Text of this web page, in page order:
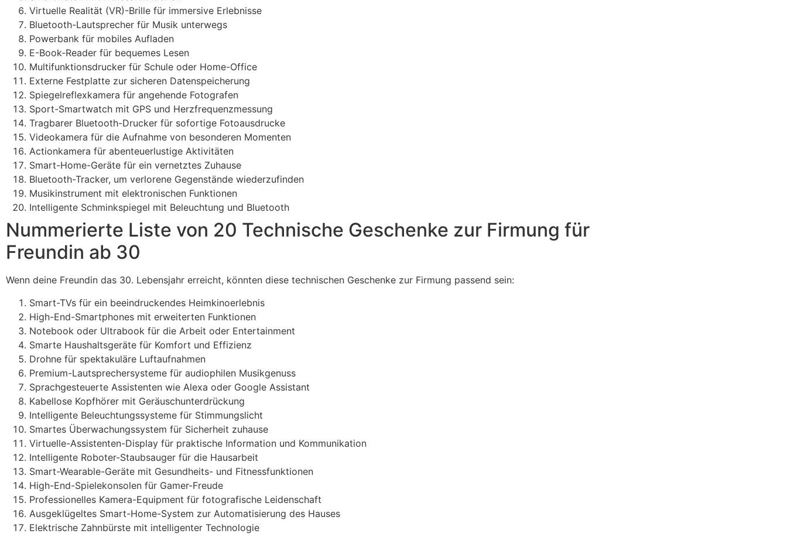
Virtuelle Realität (VR)-Brille für immersive Erlebnisse
Bluetooth-Lautsprecher für Musik unterwegs
Powerbank für mobiles Aufladen
E-Book-Reader für bequemes Lesen
Multifunktionsdrucker für Schule oder Home-Office
Externe Festplatte zur sicheren Datenspeicherung
Spiegelreflexkamera für angehende Fotografen
Sport-Smartwatch mit GPS und Herzfrequenzmessung
Tragbarer Bluetooth-Drucker für sofortige Fotoausdrucke
Videokamera für die Aufnahme von besonderen Momenten
Actionkamera für abenteuerlustige Aktivitäten
Smart-Home-Geräte für ein vernetztes Zuhause
Bluetooth-Tracker, um verlorene Gegenstände wiederzufinden
Musikinstrument mit elektronischen Funktionen
Intelligente Schminkspiegel mit Beleuchtung und Bluetooth
Nummerierte Liste von 20 Technische Geschenke zur Firmung für
Freundin ab 30
Wenn deine Freundin das 30. Lebensjahr erreicht, könnten diese technischen Geschenke zur Firmung passend sein:
Smart-TVs für ein beeindruckendes Heimkinoerlebnis
High-End-Smartphones mit erweiterten Funktionen
Notebook oder Ultrabook für die Arbeit oder Entertainment
Smarte Haushaltsgeräte für Komfort und Effizienz
Drohne für spektakuläre Luftaufnahmen
Premium-Lautsprechersysteme für audiophilen Musikgenuss
Sprachgesteuerte Assistenten wie Alexa oder Google Assistant
Kabellose Kopfhörer mit Geräuschunterdrückung
Intelligente Beleuchtungssysteme für Stimmungslicht
Smartes Überwachungssystem für Sicherheit zuhause
Virtuelle-Assistenten-Display für praktische Information und Kommunikation
Intelligente Roboter-Staubsauger für die Hausarbeit
Smart-Wearable-Geräte mit Gesundheits- und Fitnessfunktionen
High-End-Spielekonsolen für Gamer-Freude
Professionelles Kamera-Equipment für fotografische Leidenschaft
Ausgeklügeltes Smart-Home-System zur Automatisierung des Hauses
Elektrische Zahnbürste mit intelligenter Technologie